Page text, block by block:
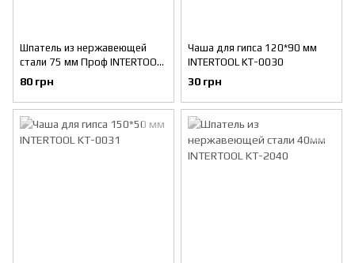
Шпатель из нержавеющей
стали 75 мм Проф INTERTOOL
KT-2607
80 грн
Чаша для гипса 120*90 мм
INTERTOOL KT-0030
30 грн